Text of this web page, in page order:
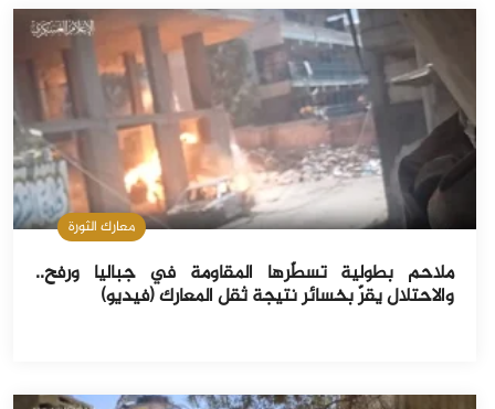
معارك الثورة
ملاحم بطولية تسطّرها المقاومة في جباليا ورفح..
والاحتلال يقرّ بخسائر نتيجة ثقل المعارك (فيديو)